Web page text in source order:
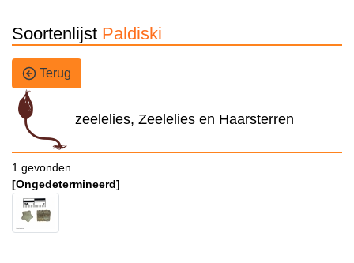
Soortenlijst Paldiski
Terug
zeelelies, Zeelelies en Haarsterren
1 gevonden.
[Ongedetermineerd]